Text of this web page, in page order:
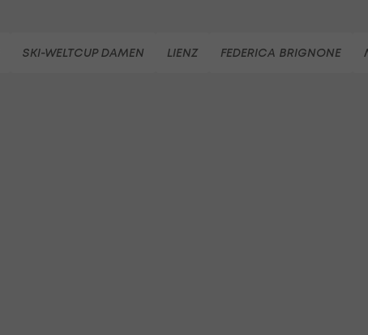
SKI-WELTCUP DAMEN LIENZ FEDERICA BRIGNONE